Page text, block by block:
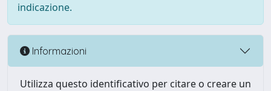
indicazione.
Informazioni
Utilizza questo identificativo per citare o creare un